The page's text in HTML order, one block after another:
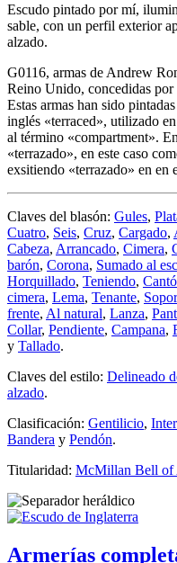
Escudo pintado por mí,
sable, con un perfil exterior
alzado.
G0116, armas de Andrew
Reino Unido, concedidas
Estas armas han sido
inglés «terraced», utilizado
al término «compartment».
«terrazado», en este caso
exsitiendo «terrazado» en en
Claves del blasón: Gules,
Cuatro, Seis, Cruz, Cargado,
Cabeza, Arrancado, Cimera,
barón, Corona, Sumado al
Horquillado, Teniendo,
cimera, Lema, Tenante,
frente, Al natural, Lanza,
Collar, Pendiente, Campana,
y Tallado.
Claves del estilo: Delineado
alzado.
Clasificación: Gentilicio,
Bandera y Pendón.
Titularidad: McMillan Bell of
Armerías